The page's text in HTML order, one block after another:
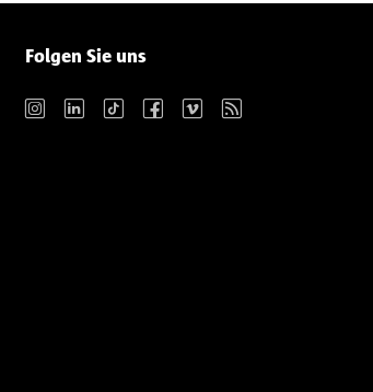
Folgen Sie uns
Instagram LinkedIn TikTok Facebook Vimeo RSS